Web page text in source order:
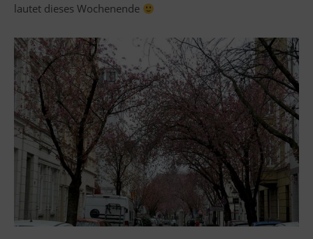
lautet dieses Wochenende